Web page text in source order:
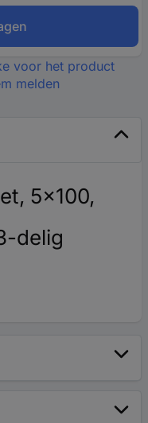
voor het product
melden
5x100,
delig